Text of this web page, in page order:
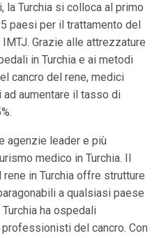
Turchia si colloca al primo
paesi per il trattamento del
Grazie alle attrezzature
in Turchia e ai metodi
cancro del rene, medici
aumentare il tasso di
agenzie leader e più
medico in Turchia. Il
in Turchia offre strutture
a qualsiasi paese
ha ospedali
del cancro. Con